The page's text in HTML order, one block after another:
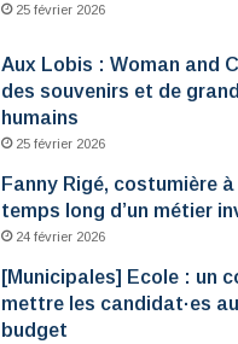
25 février 2026
Aux Lobis : Woman and
des souvenirs et de
humains
25 février 2026
Fanny Rigé, costumière
temps long d’un métier
24 février 2026
[Municipales] Ecole : un
mettre les candidat·es
budget